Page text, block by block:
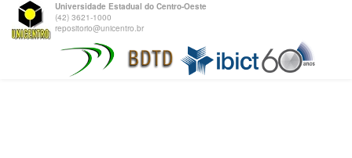
Universidade Estadual do Centro-Oeste
(42) 3621-1000
repositorio@unicentro.br